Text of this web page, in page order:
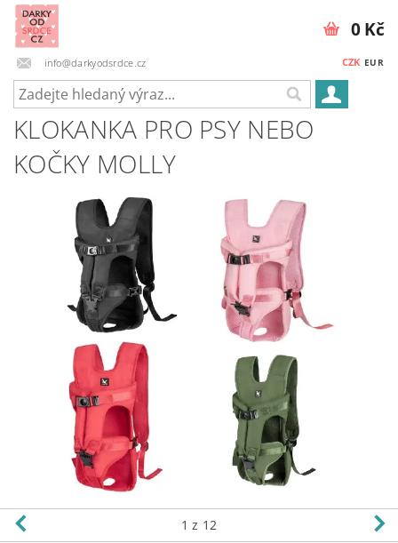
info@darkyodsrdce.cz CZK EUR
0 Kč
KLOKANKA PRO PSY NEBO
KOČKY MOLLY
1 z 12